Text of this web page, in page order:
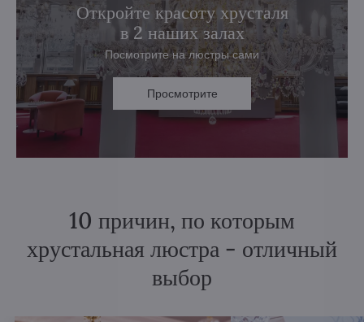
Откройте красоту хрусталя
в 2 наших залах
Посмотрите на люстры сами
Просмотрите
10 причин, по которым
хрустальная люстра - отличный
выбор